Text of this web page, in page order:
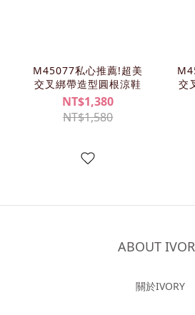
M45077私心推薦!超美
交叉綁帶造型圓根涼鞋
NT$1,380
NT$1,580
交
ABOUT
關於IVORY